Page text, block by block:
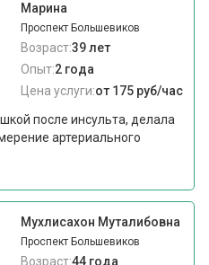
Марина
Проспект Большевиков
Возраст:39 лет
Опыт:2 года
Цена услуги:от 175 руб/час
после инсульта, делала
артериального
Мухлисахон Муталибовна
Проспект Большевиков
Возраст:44 года